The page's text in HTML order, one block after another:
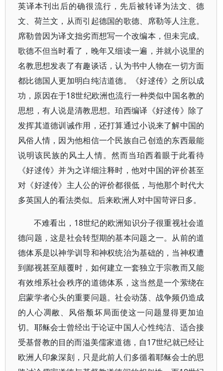
英译本刊出后的确很流行，先后被转译为法文、德
文、荷兰文，从而引起德国的歌德、席勒等人注意。
席勒曾因为译文拙劣而想写一个改编本，但未完成。
歌德不但当时看了，晚年又细读一遍，并就小说里的
名教思想发表了有趣谈话，认为书中人物在一切方面
都比德国人更加明白纯洁道德。《好逑传》之所以成
功，原因在于18世纪欧洲也流行一种类似中国名教的
思想，有人说是清教思想。珀西编译《好逑传》除了
发挥其道德训诫作用，还打算通过小说来了解中国的
风俗人情，因为他相信一个民族自己创造的东西最能
说明该民族的风土人情。然而当珀西着眼于此看待
《好逑传》并为之详细注释时，他对中国的评价甚至
对《好逑传》主人公的评价都很低，与他那个时代大
多英国人的看法类似。后来欧洲人对中国苛评日多。
不难看出，18世纪的欧洲知识分子很重视社会道
德问题，这是社会转型期的基本问题之一。从前的道
德体系是以神学训导和神权统治为基础的，当神权遭
到鄙视甚至颠覆时，如何建立一套独立于宗教而又能
有效维系社会秩序的道德体系，这当然是一个萦绕在
启蒙学者心头的重要问题。社会动荡、战争频仍造成
的人心凋敝、风俗颓坏局面使这一问题显得更加迫
切。耶稣会士曾经出于论证中国人心性纯洁、适合接
受基督教的目的而溢美儒家道德，自17世纪就已经让
欧洲人印象深刻，只是此前人们多循着耶稣会士的思